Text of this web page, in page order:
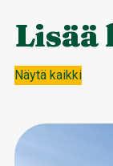
Lisää
Näytä kaikki